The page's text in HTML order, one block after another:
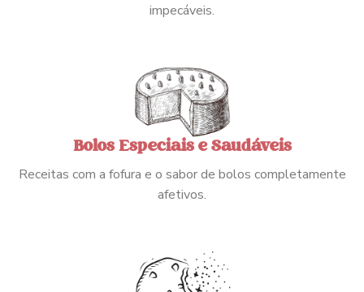
impecáveis.
Bolos Especiais e Saudáveis
Receitas com a fofura e o sabor de bolos completamente
afetivos.